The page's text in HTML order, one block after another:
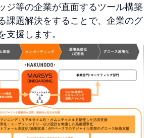
ジ等の企業が直面するツール構築
課題解決をすることで、企業のグ
支援します。